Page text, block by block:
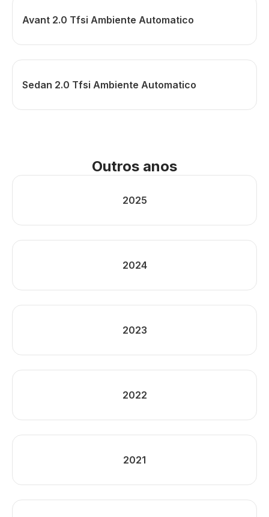
Avant 2.0 Tfsi Ambiente Automatico
Sedan 2.0 Tfsi Ambiente Automatico
Outros anos
2025
2024
2023
2022
2021